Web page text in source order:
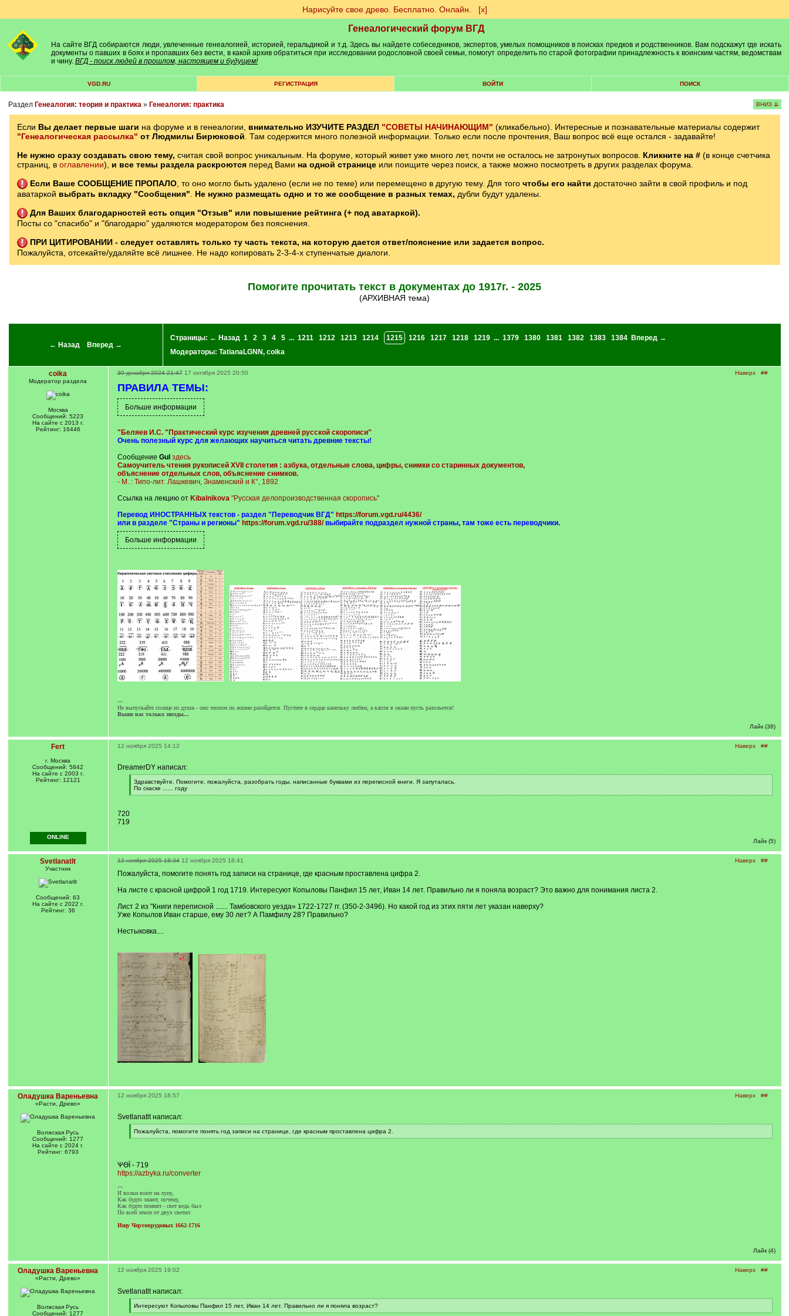
Нарисуйте свое древо. Бесплатно. Онлайн. [х]
Генеалогический форум ВГД
На сайте ВГД собираются люди, увлеченные генеалогией, историей, геральдикой и т.д. Здесь вы найдете собеседников, экспертов, умелых помощников в поисках предков и родственников. Вам подскажут где искать
документы о павших в боях и пропавших без вести, в какой архив обратиться при исследовании родословной своей семьи, помогут определить по старой фотографии принадлежность к воинским частям, ведомствам
и чину. ВГД - поиск людей в прошлом, настоящем и будущем!
VGD.RU РЕГИСТРАЦИЯ ВОЙТИ ПОИСК
Раздел Генеалогия: теория и практика» Генеалогия: практика ВНИЗ ⇊
Если Вы делает первые шаги на форуме и в генеалогии, внимательно ИЗУЧИТЕ РАЗДЕЛ "СОВЕТЫ НАЧИНАЮЩИМ" (кликабельно). Интересные и познавательные материалы содержит
"Генеалогическая рассылка" от Людмилы Бирюковой . Там содержится много полезной информации. Только если после прочтения, Ваш вопрос всё еще остался - задавайте!
Не нужно сразу создавать свою тему, считая свой вопрос уникальным. На форуме, который живет уже много лет, почти не осталось не затронутых вопросов. Кликните на # (в конце счетчика
страниц, в оглавлении), и все темы раздела раскроются перед Вами на одной странице или поищите через поиск, а также можно посмотреть в других разделах форума.
Если Ваше СООБЩЕНИЕ ПРОПАЛО, то оно могло быть удалено (если не по теме) или перемещено в другую тему. Для того чтобы его найти достаточно зайти в свой профиль и под
аватаркой выбрать вкладку "Сообщения" Не нужно размещать одно и то же сообщение в разных темах, дубли будут удалены.
Для Ваших благодарностей есть опция "Отзыв" или повышение рейтинга (+ под аватаркой).
Посты со "спасибо" и "благодарю" удаляются модератором без пояснения.
ПРИ ЦИТИРОВАНИИ - следует оставлять только ту часть текста, на которую дается ответ/пояснение или задается вопрос.
Пожалуйста, отсекайте/удаляйте всё лишнее. Не надо копировать 2-3-4-х ступенчатые диалоги.
Помогите прочитать текст в документах до 1917г. - 2025
(АРХИВНАЯ тема)
← Назад Вперед →
Страницы: ← Назад 1 2 3 4 5 ... 1211 1212 1213 1214 1215 1216 1217 1218 1219 ... 1379 1380 1381 1382 1383 1384
Вперед →
Модераторы: TatianaLGNN, coika
coika
Модератор раздела
Москва
Сообщений: 5223
На сайте с 2013 г.
Рейтинг: 16446
Наверх ##
30 декабря 2024 21:47 17 октября 2025 20:50
ПРАВИЛА ТЕМЫ:
"Беляев И.С. "Практический курс изучения древней русской скорописи"
Очень полезный курс для желающих научиться читать древние тексты!
Сообщение Gul здесь
Самоучитель чтения рукописей XVII столетия : азбука, отдельные слова, цифры, снимки со старинных документов,
объяснение отдельных слов, объяснение снимков.
- М. : Типо-лит. Лашкевич, Знаменский и К°, 1892
Ссылка на лекцию от Kibalnikova "Русская делопроизводственная скоропись"
Перевод ИНОСТРАННЫХ текстов - раздел "Переводчик ВГД" https://forum.vgd.ru/4436/
или в разделе "Страны и регионы" https://forum.vgd.ru/388/выбирайте подраздел нужной страны, там тоже есть переводчики.
---
Не выпускайте солнце из души - оно теплом по жизни разойдется. Пустите в сердце капельку любви, а капля в океан пусть разольется!
Выше нас только звезды...
Лайк (38)
Fert
г. Москва
Сообщений: 5842
На сайте с 2003 г.
Рейтинг: 12121
Наверх ##
12 ноября 2025 14:12
DreamerDY написал:
[
q
]
Здравствуйте. Помогите, пожалуйста, разобрать годы, написанные буквами из переписной книги. Я запуталась.
По скаске ...... году
[
720
719
ONLINE
Лайк (5)
Svetlanatlt
Участник
Сообщений: 63
На сайте с 2022 г.
Рейтинг: 36
Наверх ##
12 ноября 2025 18:34 12 ноября 2025 18:41
Пожалуйста, помогите понять год записи на странице, где красным проставлена цифра 2.
На листе с красной цифрой 1 год 1719. Интересуют Копыловы Панфил 15 лет, Иван 14 лет. Правильно ли я поняла возраст? Это важно для понимания листа 2.
Лист 2 из "Книги переписной ....... Тамбовского уезда» 1722-1727 гг. (350-2-3496). Но какой год из этих пяти лет указан наверху?
Уже Копылов Иван старше, ему 30 лет? А Памфилу 28? Правильно?
Нестыковка....
Оладушка Вареньевна
«Расти, Древо»
Волжская Русь
Сообщений: 1277
На сайте с 2024 г.
Рейтинг: 6793
Наверх ##
12 ноября 2025 18:57
Svetlanatlt написал:
[
q
Пожалуйста, помогите понять год записи на странице, где красным проставлена цифра 2.
[
ѰѲЇ - 719
https://azbyka.ru/converter
---
И волки воют на луну,
Как будто знают, почему,
Как будто помнят - свет ведь был
По всей земле от двух светил
Ищу Чертопрудовых 1662-1716
Лайк (4)
Оладушка Вареньевна
«Расти, Древо»
Волжская Русь
Сообщений: 1277
Наверх ##
12 ноября 2025 19:02
Svetlanatlt написал:
[
q
Интересуют Копыловы Панфил 15 лет, Иван 14 лет. Правильно ли я поняла возраст?
[